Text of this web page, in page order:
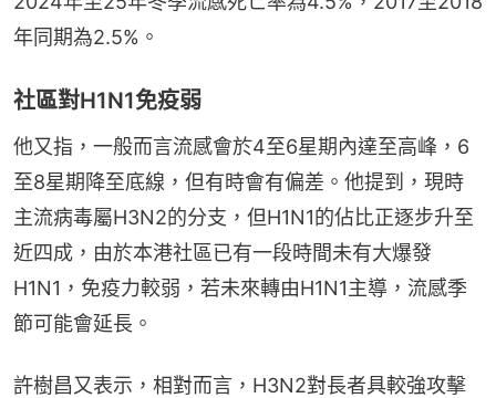
年同期為2.5%。
社區對H1N1免疫弱
他又指，一般而言流感會於4至6星期內達至高峰，6
至8星期降至底線，但有時會有偏差。他提到，現時
主流病毒屬H3N2的分支，但H1N1的佔比正逐步升至
近四成，由於本港社區已有一段時間未有大爆發
H1N1，免疫力較弱，若未來轉由H1N1主導，流感季
節可能會延長。
許樹昌又表示，相對而言，H3N2對長者具較強攻擊